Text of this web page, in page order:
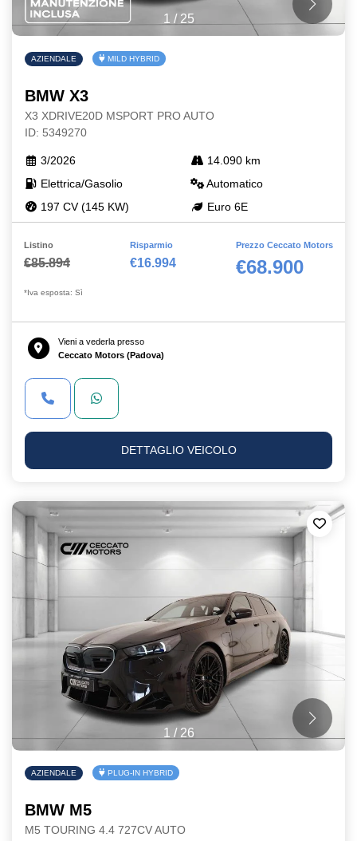
1 / 25
AZIENDALE MILD HYBRID
BMW X3
X3 XDRIVE20D MSPORT PRO AUTO
ID: 5349270
3/2026
14.090 km
Elettrica/Gasolio
Automatico
197 CV (145 KW)
Euro 6E
Listino
€85.894
Risparmio
€16.994
Prezzo Ceccato Motors
€68.900
*Iva esposta: Sì
Vieni a vederla presso
Ceccato Motors (Padova)
DETTAGLIO VEICOLO
1 / 26
AZIENDALE PLUG-IN HYBRID
BMW M5
M5 TOURING 4.4 727CV AUTO